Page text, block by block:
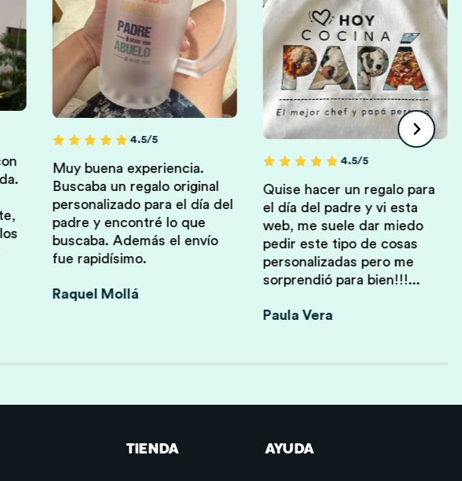
4.5/5
Muy buena experiencia.
Buscaba un regalo original
personalizado para el día del
padre y encontré lo que
buscaba. Además el envío
fue rapidísimo.
Raquel Mollá
4.5/5
Quise hacer un regalo para
el día del padre y vi esta
web, me suele dar miedo
pedir este tipo de cosas
personalizadas pero me
sorprendió para bien!!!...
Paula Vera
TIENDA AYUDA